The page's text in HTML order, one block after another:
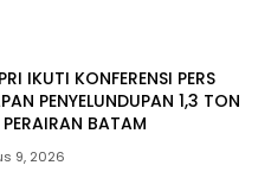
IKUTI KONFERENSI PERS
PENYELUNDUPAN 1,3 TON
BATAM
9, 2026